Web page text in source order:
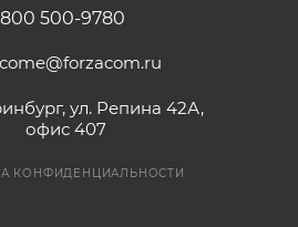
500-9780
ул. Репина 42А,
офис 407
КОНФИДЕНЦИАЛЬНОСТИ